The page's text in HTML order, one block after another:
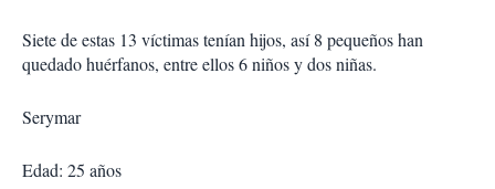
Siete de estas 13 víctimas tenían hijos, así 8 pequeños han
quedado huérfanos, entre ellos 6 niños y dos niñas.
Serymar
Edad: 25 años